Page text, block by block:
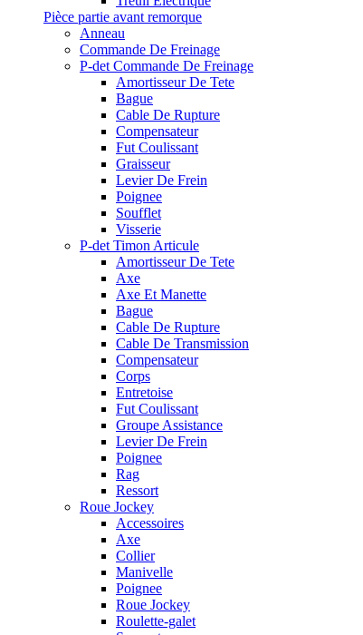
Pièce partie avant remorque
Anneau
Commande De Freinage
P-det Commande De Freinage
Amortisseur De Tete
Bague
Cable De Rupture
Compensateur
Fut Coulissant
Graisseur
Levier De Frein
Poignee
Soufflet
Visserie
P-det Timon Articule
Amortisseur De Tete
Axe
Axe Et Manette
Bague
Cable De Rupture
Cable De Transmission
Compensateur
Corps
Entretoise
Fut Coulissant
Groupe Assistance
Levier De Frein
Poignee
Rag
Ressort
Roue Jockey
Accessoires
Axe
Collier
Manivelle
Poignee
Roue Jockey
Roulette-galet